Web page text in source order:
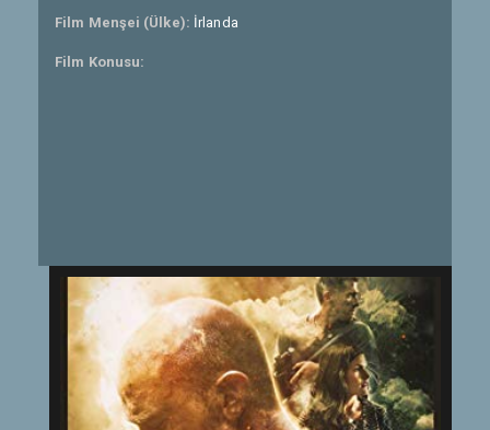
Film Menşei (Ülke): İrlanda
Film Konusu: